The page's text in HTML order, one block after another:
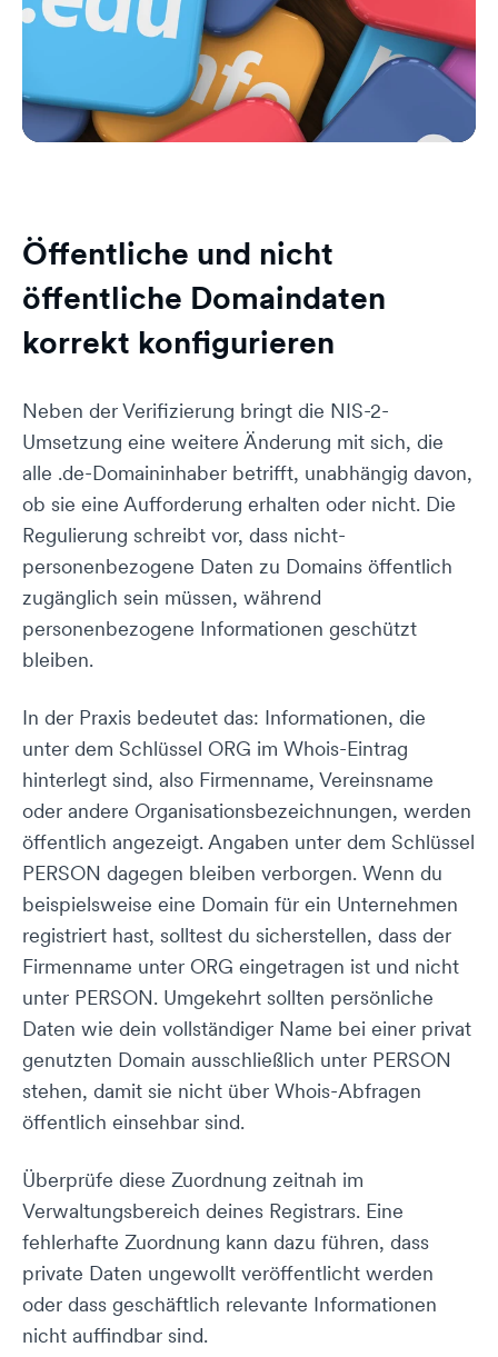
Öffentliche und nicht
öffentliche Domaindaten
korrekt konfigurieren
Neben der Verifizierung bringt die NIS-2-
Umsetzung eine weitere Änderung mit sich, die
alle .de-Domaininhaber betrifft, unabhängig davon,
ob sie eine Aufforderung erhalten oder nicht. Die
Regulierung schreibt vor, dass nicht-
personenbezogene Daten zu Domains öffentlich
zugänglich sein müssen, während
personenbezogene Informationen geschützt
bleiben.
In der Praxis bedeutet das: Informationen, die
unter dem Schlüssel ORG im Whois-Eintrag
hinterlegt sind, also Firmenname, Vereinsname
oder andere Organisationsbezeichnungen, werden
öffentlich angezeigt. Angaben unter dem Schlüssel
PERSON dagegen bleiben verborgen. Wenn du
beispielsweise eine Domain für ein Unternehmen
registriert hast, solltest du sicherstellen, dass der
Firmenname unter ORG eingetragen ist und nicht
unter PERSON. Umgekehrt sollten persönliche
Daten wie dein vollständiger Name bei einer privat
genutzten Domain ausschließlich unter PERSON
stehen, damit sie nicht über Whois-Abfragen
öffentlich einsehbar sind.
Überprüfe diese Zuordnung zeitnah im
Verwaltungsbereich deines Registrars. Eine
fehlerhafte Zuordnung kann dazu führen, dass
private Daten ungewollt veröffentlicht werden
oder dass geschäftlich relevante Informationen
nicht auffindbar sind.